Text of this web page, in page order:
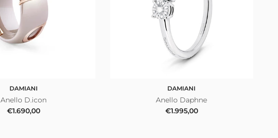
DAMIANI
Anello D.icon
Prezzo normale
€1.690,00
DAMIANI
Anello Daphne
Prezzo normale
€1.995,00